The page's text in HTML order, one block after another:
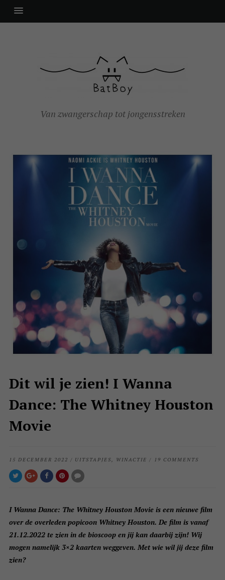
Van zwangerschap tot jongensstreken
Dit wil je zien! I Wanna
Dance: The Whitney Houston
Movie
15 DECEMBER 2022 / UITSTAPJES, WINACTIE / 19 COMMENTS
I Wanna Dance: The Whitney Houston Movie is een nieuwe film
over de overleden popicoon Whitney Houston. De film is vanaf
21.12.2022 te zien in de bioscoop en jij kan daarbij zijn! Wij
mogen namelijk 3×2 kaarten weggeven. Met wie wil jij deze film
zien?